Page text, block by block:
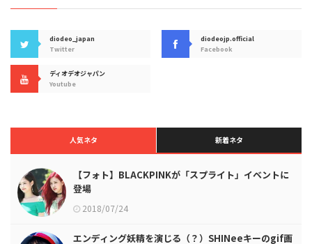
diodeo_japan
Twitter
diodeojp.official
Facebook
ディオデオジャパン
Youtube
人気ネタ 新着ネタ
【フォト】BLACKPINKが「スプライト」イベントに
登場
2018/07/24
エンディング妖精を演じる（？）SHINeeキーのgif画